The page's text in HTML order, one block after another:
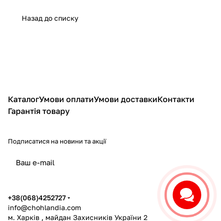
Назад до списку
КаталогУмови оплатиУмови доставкиКонтакти
Гарантія товару
Подписатися на новини та акції
+38(068)4252727
info@chohlandia.com
м. Харків , майдан Захисників України 2